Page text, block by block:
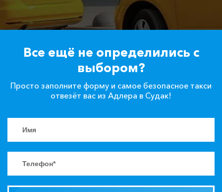
Все ещё не определились с
выбором?
Просто заполните форму и самое безопасное такси
отвезёт вас из Адлера в Судак!